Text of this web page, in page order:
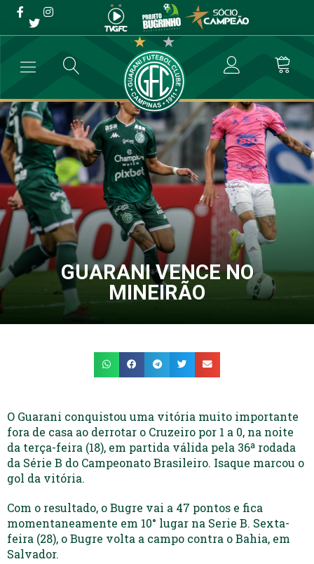
GUARANI VENCE NO
MINEIRÃO
→ Futebol Profissional → GUARANI VENCE NO MINEIRÃO
GUARANI VENCE NO
MINEIRÃO
O Guarani conquistou uma vitória muito importante
fora de casa ao derrotar o Cruzeiro por 1 a 0, na noite
da terça-feira (18), em partida válida pela 36ª rodada
da Série B do Campeonato Brasileiro. Isaque marcou o
gol da vitória.
Com o resultado, o Bugre vai a 47 pontos e fica
momentaneamente em 10° lugar na Serie B. Sexta-
feira (28), o Bugre volta a campo contra o Bahia, em
Salvador.